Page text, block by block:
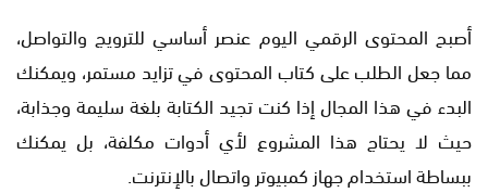
أصبح المحتوى الرقمي اليوم عنصر أساسي للترويج والتواصل،
مما جعل الطلب على كتاب المحتوى في تزايد مستمر، ويمكنك
البدء في هذا المجال إذا كنت تجيد الكتابة بلغة سليمة وجذابة،
حيث لا يحتاج هذا المشروع لأي أدوات مكلفة، بل يمكنك
ببساطة استخدام جهاز كمبيوتر واتصال بالإنترنت.